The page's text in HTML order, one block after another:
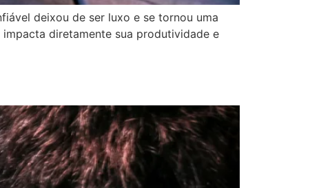
deixou de ser luxo e se tornou uma
diretamente sua produtividade e